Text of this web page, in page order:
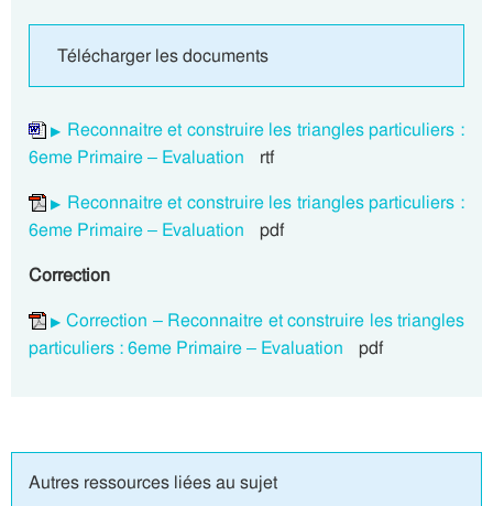
Télécharger les documents
Reconnaitre et construire les triangles particuliers :
6eme Primaire – Evaluation
rtf
Reconnaitre et construire les triangles particuliers :
6eme Primaire – Evaluation
pdf
Correction
Correction – Reconnaitre et construire les triangles
particuliers : 6eme Primaire – Evaluation
pdf
Autres ressources liées au sujet